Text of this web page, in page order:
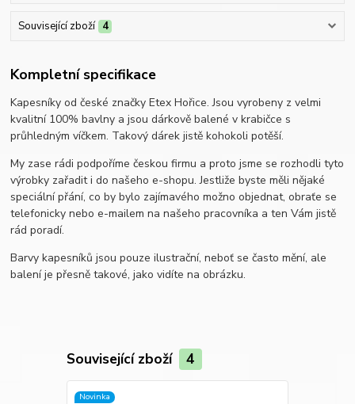
Související zboží 4
Kompletní specifikace
Kapesníky od české značky Etex Hořice. Jsou vyrobeny z velmi
kvalitní 100% bavlny a jsou dárkově balené v krabičce s
průhledným víčkem. Takový dárek jistě kohokoli potěší.
My zase rádi podpoříme českou firmu a proto jsme se rozhodli tyto
výrobky zařadit i do našeho e-shopu. Jestliže byste měli nějaké
speciální přání, co by bylo zajímavého možno objednat, obraťe se
telefonicky nebo e-mailem na našeho pracovníka a ten Vám jistě
rád poradí.
Barvy kapesníků jsou pouze ilustrační, neboť se často mění, ale
balení je přesně takové, jako vidíte na obrázku.
Související zboží 4
Novinka